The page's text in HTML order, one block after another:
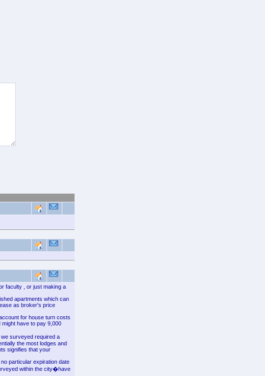
faculty , or just making a
apartments which can
as broker's price
for house turn costs
have to pay 9,000
surveyed required a
the most lodges and
signifies that your
particular expiration date
within the city�have